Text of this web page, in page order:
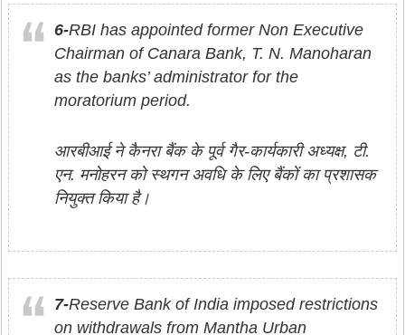
6-RBI has appointed former Non Executive
Chairman of Canara Bank, T. N. Manoharan
as the banks’ administrator for the
moratorium period.
आरबीआई ने कैनरा बैंक के पूर्व गैर-कार्यकारी अध्यक्ष, टी.
एन. मनोहरन को स्थगन अवधि के लिए बैंकों का प्रशासक
नियुक्त किया है।
7-Reserve Bank of India imposed restrictions
on withdrawals from Mantha Urban